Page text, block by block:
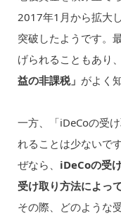
2017年1月から拡大
突破したようです。
げられることもあり、
益の非課税」 がよく
一方、「iDeCoの受
れることは少ないで
ぜなら、 iDeCoの受
受け取り方法によっ
その際、どのような